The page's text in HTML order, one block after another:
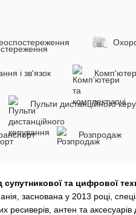
і зв'язок
Пульти дистанційного
Розпродаж
та цифрової
заснована у 2013 році,
ресиверів, антен та